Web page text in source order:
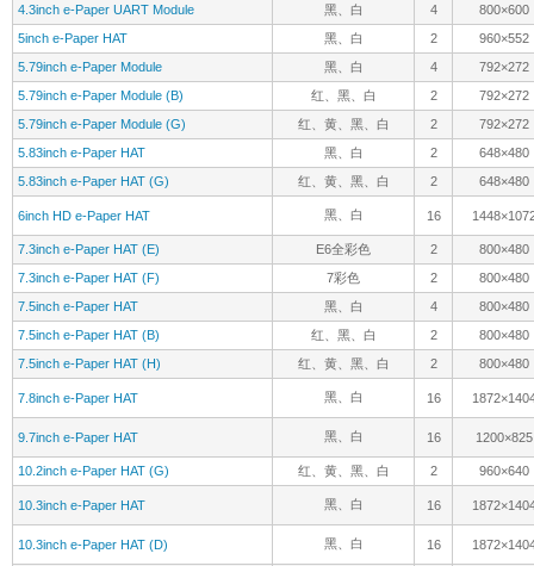
4.3inch e-Paper UART Module
黑、白 4
800×600
5inch e-Paper HAT
黑、白 2
960×552
5.79inch e-Paper Module
黑、白 4
792×272
5.79inch e-Paper Module (B)
红、黑、白 2
792×272
5.79inch e-Paper Module (G)
红、黄、黑、白 2
792×272
5.83inch e-Paper HAT
黑、白 2
648×480
5.83inch e-Paper HAT (G)
红、黄、黑、白 2 648×480
6inch HD e-Paper HAT 黑、白 16
7.3inch e-Paper HAT (E) E6全彩色 2
800×480
7.3inch e-Paper HAT (F)
7彩色 2
800×480
7.5inch e-Paper HAT
黑、白 4
800×480
7.5inch e-Paper HAT (B)
红、黑、白 2
800×480
7.5inch e-Paper HAT (H)
红、黄、黑、白 2 800×480
7.8inch e-Paper HAT 黑、白 16
9.7inch e-Paper HAT 黑、白 16 1200×825
10.2inch e-Paper HAT (G) 红、黄、黑、白 2 960×640
10.3inch e-Paper HAT 黑、白 16
10.3inch e-Paper HAT (D) 黑、白 16